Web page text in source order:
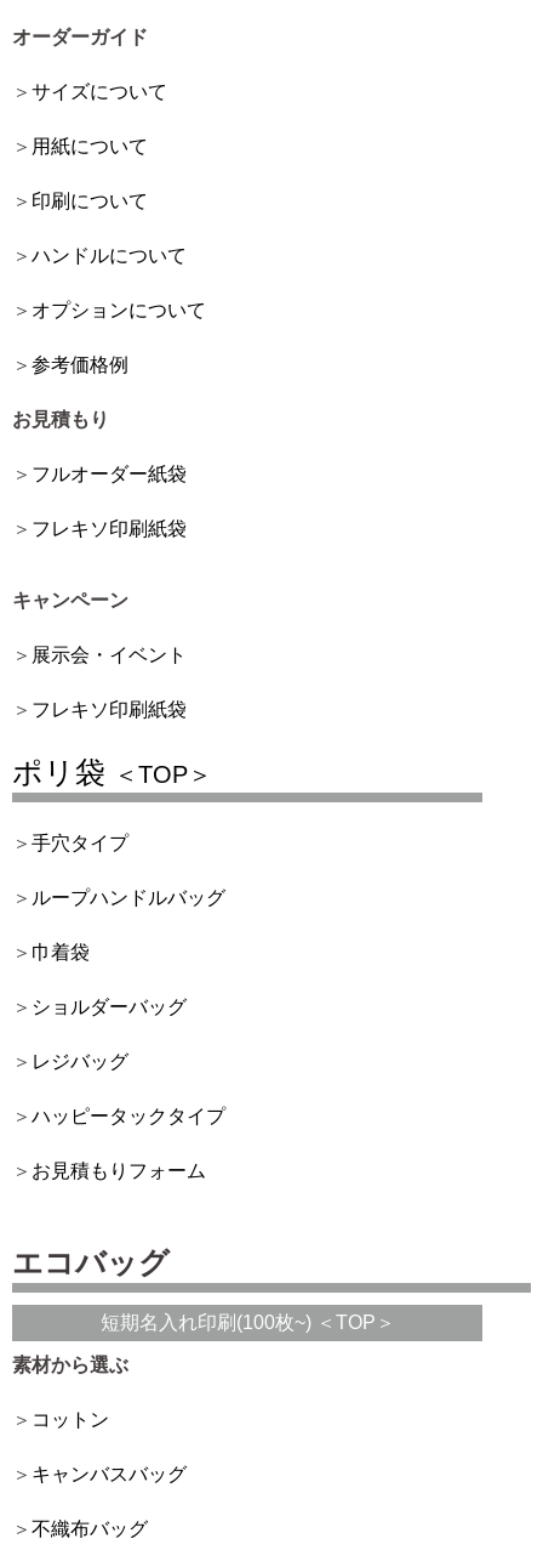
オーダーガイド
サイズについて
用紙について
印刷について
ハンドルについて
オプションについて
参考価格例
お見積もり
フルオーダー紙袋
フレキソ印刷紙袋
キャンペーン
展示会・イベント
フレキソ印刷紙袋
ポリ袋 ＜TOP＞
手穴タイプ
ループハンドルバッグ
巾着袋
ショルダーバッグ
レジバッグ
ハッピータックタイプ
お見積もりフォーム
エコバッグ
短期名入れ印刷(100枚~) ＜TOP＞
素材から選ぶ
コットン
キャンバスバッグ
不織布バッグ